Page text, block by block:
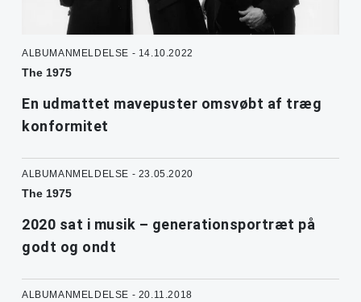
ALBUMANMELDELSE - 14.10.2022
The 1975
En udmattet mavepuster omsvøbt af træg
konformitet
ALBUMANMELDELSE - 23.05.2020
The 1975
2020 sat i musik – generationsportræt på
godt og ondt
ALBUMANMELDELSE - 20.11.2018